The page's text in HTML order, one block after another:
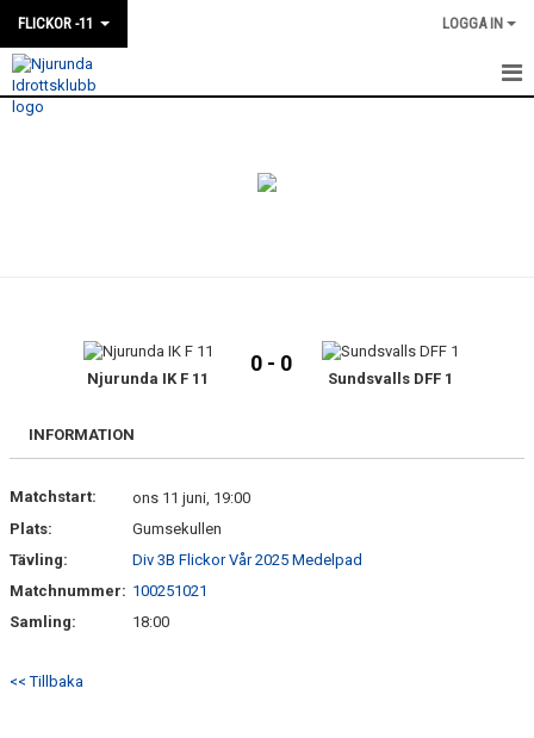
FLICKOR -11 LOGGA IN
HEM
BILDGALLERI
DOKUMENT
Njurunda IK F 11
0 - 0
Sundsvalls DFF 1
INFORMATION
Matchstart:
ons 11 juni, 19:00
Plats:
Gumsekullen
Tävling:
Div 3B Flickor Vår 2025 Medelpad
Matchnummer: 100251021
Samling:
18:00
<< Tillbaka